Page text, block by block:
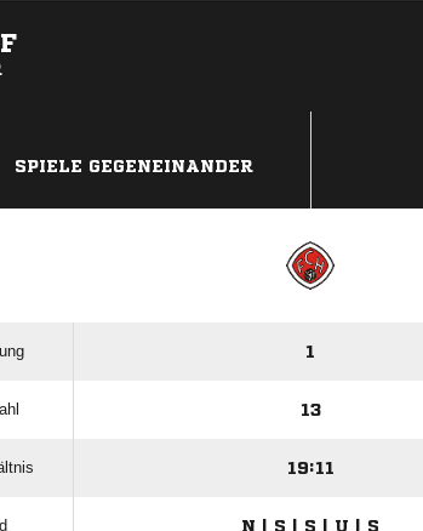
SPIELE GEGENEINANDER
1
13
19:11
N | S | S | U | S